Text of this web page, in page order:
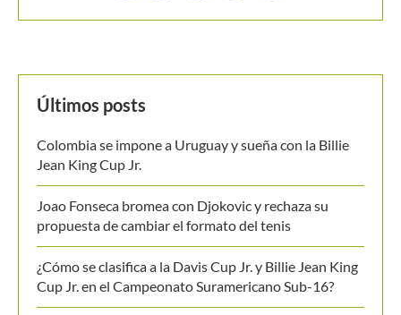
Últimos posts
Colombia se impone a Uruguay y sueña con la Billie
Jean King Cup Jr.
Joao Fonseca bromea con Djokovic y rechaza su
propuesta de cambiar el formato del tenis
¿Cómo se clasifica a la Davis Cup Jr. y Billie Jean King
Cup Jr. en el Campeonato Suramericano Sub-16?